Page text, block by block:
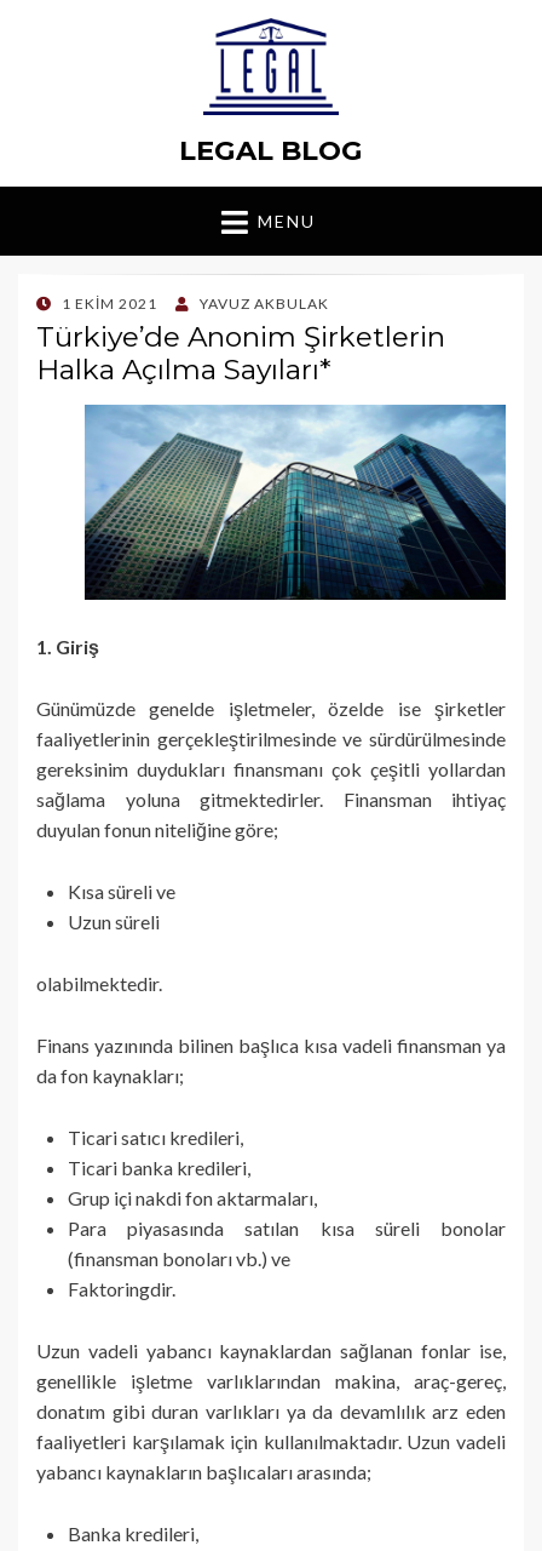
LEGAL BLOG
MENU
POSTED
ON
1 EKIM 2021 YAVUZ AKBULAK
Türkiye’de Anonim Şirketlerin
Halka Açılma Sayıları*
1. Giriş
Günümüzde genelde işletmeler, özelde ise şirketler
faaliyetlerinin gerçekleştirilmesinde ve sürdürülmesinde
gereksinim duydukları finansmanı çok çeşitli yollardan
sağlama yoluna gitmektedirler. Finansman ihtiyaç
duyulan fonun niteliğine göre;
Kısa süreli ve
Uzun süreli
olabilmektedir.
Finans yazınında bilinen başlıca kısa vadeli finansman ya
da fon kaynakları;
Ticari satıcı kredileri,
Ticari banka kredileri,
Grup içi nakdi fon aktarmaları,
Para piyasasında satılan kısa süreli bonolar
(finansman bonoları vb.) ve
Faktoringdir.
Uzun vadeli yabancı kaynaklardan sağlanan fonlar ise,
genellikle işletme varlıklarından makina, araç-gereç,
donatım gibi duran varlıkları ya da devamlılık arz eden
faaliyetleri karşılamak için kullanılmaktadır. Uzun vadeli
yabancı kaynakların başlıcaları arasında;
Banka kredileri,